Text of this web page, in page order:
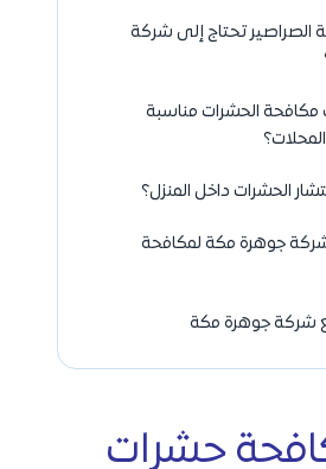
الصراصير تحتاج إلى شركة
الحشرات مناسبة
الحشرات داخل المنزل؟
شركة جوهرة مكة لمكافحة
شركة جوهرة مكة
حشرات